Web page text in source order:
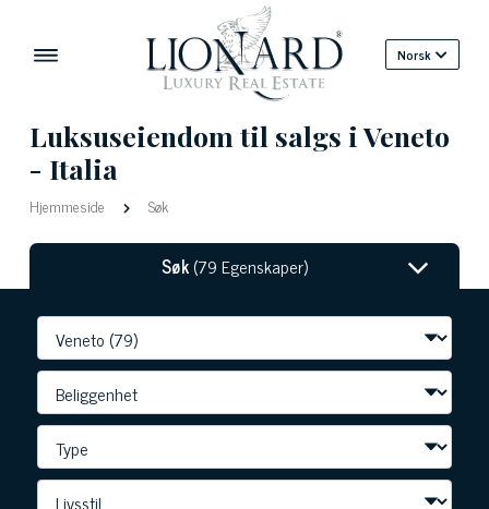
Norsk
Luksuseiendom til salgs i Veneto
- Italia
Hjemmeside Søk
Søk(79 Egenskaper)